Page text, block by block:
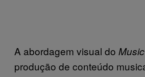
A abordagem visual do
produção de conteúdo